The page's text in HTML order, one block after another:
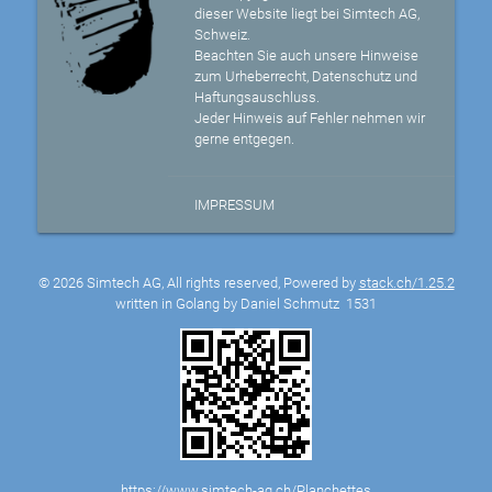
dieser Website liegt bei Simtech AG,
Schweiz.
Beachten Sie auch unsere Hinweise
zum Urheberrecht, Datenschutz und
Haftungsauschluss.
Jeder Hinweis auf Fehler nehmen wir
gerne entgegen.
IMPRESSUM
© 2026 Simtech AG, All rights reserved, Powered by stack.ch/1.25.2
written in Golang by Daniel Schmutz 1531